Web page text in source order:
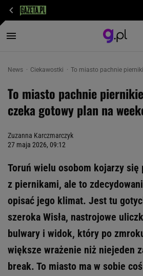
News Ciekawostki To miasto pachnie
To miasto pachnie
czeka gotowy plan na
Zuzanna Karczmarczyk
27 maja 2026, 09:12
Toruń wielu osobom kojarzy się
z piernikami, ale to
opisać jego klimat. Jest tu
szeroka Wisła, nastrojowe
bulwary i widok, który po
większe wrażenie niż niejeden
break. To miasto ma w sobie